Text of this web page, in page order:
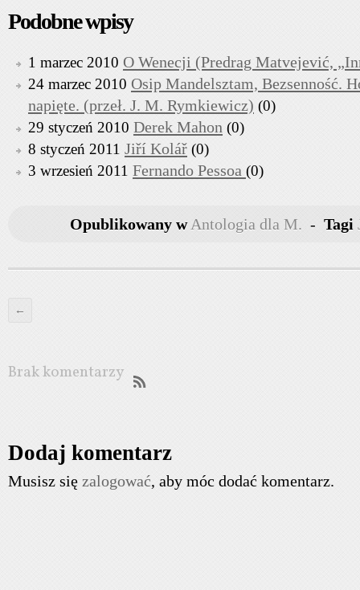
Podobne wpisy
1 marzec 2010 O Wenecji (Predrag Matvejević,
24 marzec 2010 Osip Mandelsztam, Bezsenność.
napięte. (przeł. J. M. Rymkiewicz) (0)
29 styczeń 2010 Derek Mahon (0)
8 styczeń 2011 Jiří Kolář (0)
3 wrzesień 2011 Fernando Pessoa (0)
Opublikowany w Antologia dla M. - Tagi
←
Brak komentarzy
Dodaj komentarz
Musisz się zalogować, aby móc dodać komentarz.